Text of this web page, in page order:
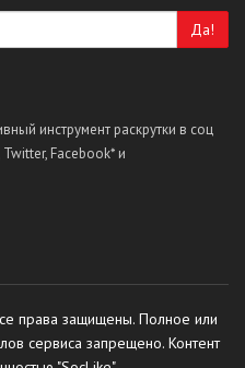
Да!
инструмент раскрутки в соц
Facebook* и
права защищены. Полное или
сервиса запрещено. Контент